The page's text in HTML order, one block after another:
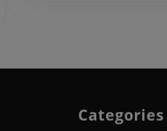
Categories